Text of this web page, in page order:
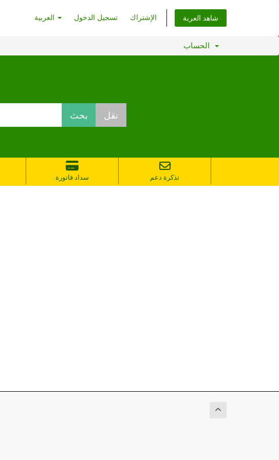
تسجيل الدخول الإشتراك شاهد العربة
سداد فاتورة تذكرة دعم